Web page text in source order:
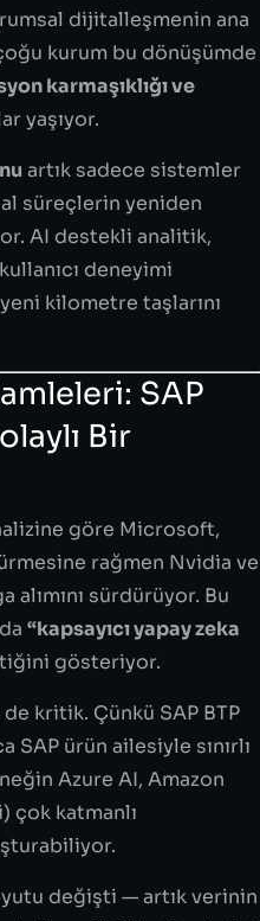
dijitalleşmenin ana
kurum bu dönüşümde
karmaşıklığı ve
yaşıyor.
artık sadece sistemler
süreçlerin yeniden
AI destekli analitik,
deneyimi
kilometre taşlarını
SAP
Bir
göre Microsoft,
rağmen Nvidia ve
sürdürüyor. Bu
“kapsayıcı yapay zeka
gösteriyor.
kritik. Çünkü SAP BTP
SAP ürün ailesiyle sınırlı
Azure AI, Amazon
çok katmanlı
değişti — artık verinin